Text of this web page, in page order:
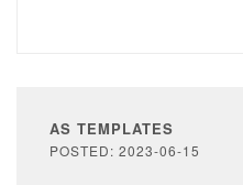
AS TEMPLATES
POSTED: 2023-06-15